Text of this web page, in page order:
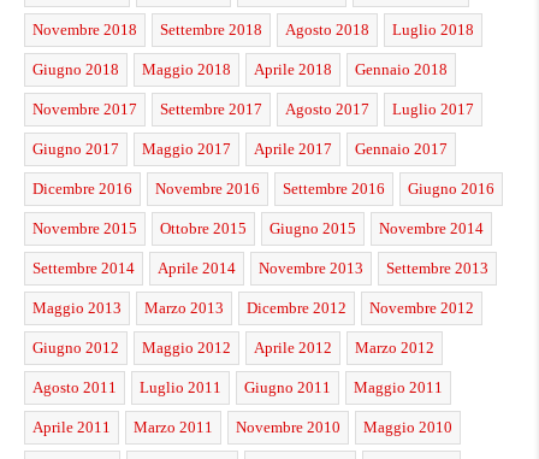
Novembre 2018 Settembre 2018 Agosto 2018 Luglio 2018
Giugno 2018 Maggio 2018 Aprile 2018 Gennaio 2018
Novembre 2017 Settembre 2017 Agosto 2017 Luglio 2017
Giugno 2017 Maggio 2017 Aprile 2017 Gennaio 2017
Dicembre 2016 Novembre 2016 Settembre 2016 Giugno 2016
Novembre 2015 Ottobre 2015 Giugno 2015 Novembre 2014
Settembre 2014 Aprile 2014 Novembre 2013 Settembre 2013
Maggio 2013 Marzo 2013 Dicembre 2012 Novembre 2012
Giugno 2012 Maggio 2012 Aprile 2012 Marzo 2012
Agosto 2011 Luglio 2011 Giugno 2011 Maggio 2011
Aprile 2011 Marzo 2011 Novembre 2010 Maggio 2010